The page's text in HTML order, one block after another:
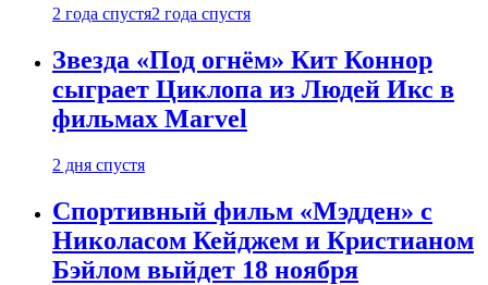
2 года спустя2 года спустя
Звезда «Под огнём» Кит Коннор
сыграет Циклопа из Людей Икс в
фильмах Marvel
2 дня спустя
Спортивный фильм «Мэдден» с
Николасом Кейджем и Кристианом
Бэйлом выйдет 18 ноября